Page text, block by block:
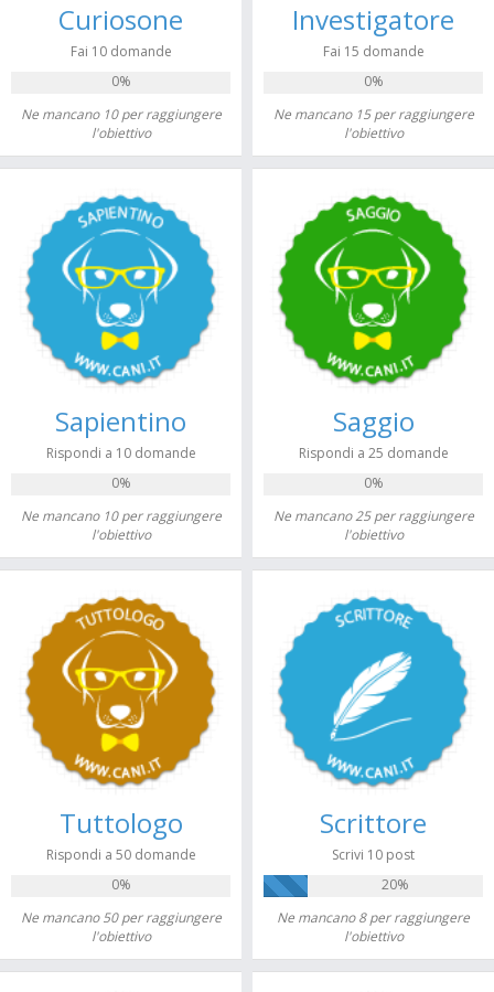
Curiosone
Fai 10 domande
0%
Ne mancano 10 per raggiungere
l'obiettivo
Investigatore
Fai 15 domande
0%
Ne mancano 15 per raggiungere
l'obiettivo
Sapientino
Rispondi a 10 domande
0%
Ne mancano 10 per raggiungere
l'obiettivo
Saggio
Rispondi a 25 domande
0%
Ne mancano 25 per raggiungere
l'obiettivo
Tuttologo
Rispondi a 50 domande
0%
Ne mancano 50 per raggiungere
l'obiettivo
Scrittore
Scrivi 10 post
20%
Ne mancano 8 per raggiungere
l'obiettivo